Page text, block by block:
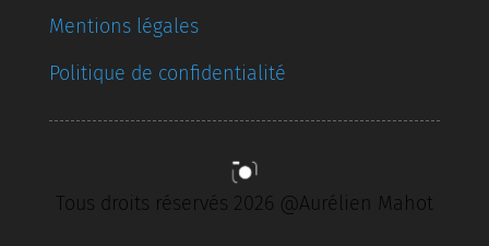
Mentions légales
Politique de confidentialité
Tous droits réservés 2026 @Aurélien Mahot